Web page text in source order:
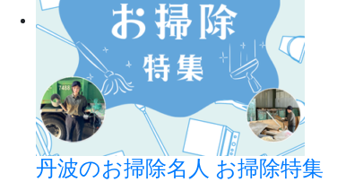
丹波のお掃除名人 お掃除特集